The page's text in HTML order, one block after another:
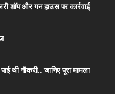
शॉप और गन हाउस पर कार्रवाई
थी नौकरी.. जानिए पूरा मामला